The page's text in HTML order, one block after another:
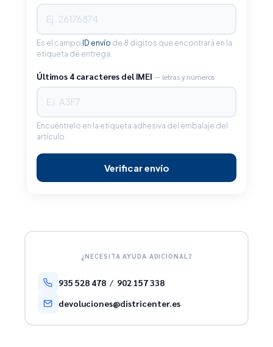
Es el campo ID envío de 8 dígitos que encontrará en la
etiqueta de entrega.
Últimos 4 caracteres del IMEI — letras y números
Encuéntrelo en la etiqueta adhesiva del embalaje del
artículo.
Verificar envío
¿NECESITA AYUDA ADICIONAL?
935 528 478/ 902 157 338
devoluciones@districenter.es